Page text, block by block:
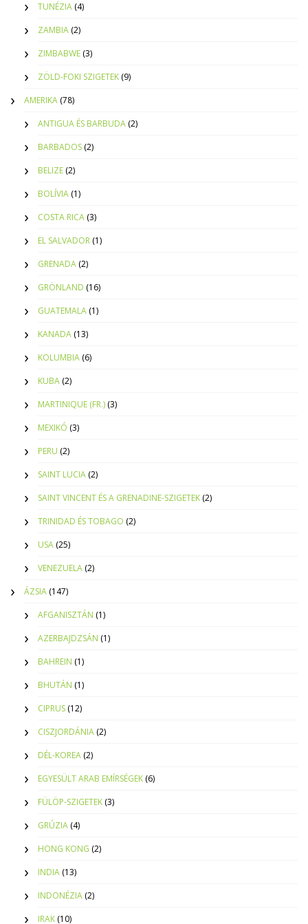
TUNÉZIA (4)
ZAMBIA (2)
ZIMBABWE (3)
ZÖLD-FOKI SZIGETEK (9)
AMERIKA (78)
ANTIGUA ÉS BARBUDA (2)
BARBADOS (2)
BELIZE (2)
BOLÍVIA (1)
COSTA RICA (3)
EL SALVADOR (1)
GRENADA (2)
GRÖNLAND (16)
GUATEMALA (1)
KANADA (13)
KOLUMBIA (6)
KUBA (2)
MARTINIQUE (FR.) (3)
MEXIKÓ (3)
PERU (2)
SAINT LUCIA (2)
SAINT VINCENT ÉS A GRENADINE-SZIGETEK (2)
TRINIDAD ÉS TOBAGO (2)
USA (25)
VENEZUELA (2)
ÁZSIA (147)
AFGANISZTÁN (1)
AZERBAJDZSÁN (1)
BAHREIN (1)
BHUTÁN (1)
CIPRUS (12)
CISZJORDÁNIA (2)
DÉL-KOREA (2)
EGYESÜLT ARAB EMÍRSÉGEK (6)
FÜLÖP-SZIGETEK (3)
GRÚZIA (4)
HONG KONG (2)
INDIA (13)
INDONÉZIA (2)
IRAK (10)